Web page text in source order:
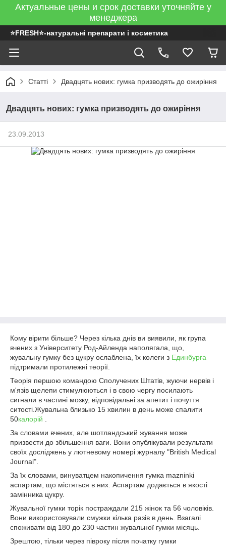
Актуальные цены и срок доставки уточняйте у
менеджера
⭐FRESH⭐-натуральні препарати і косметика
Статті Двадцять нових: гумка призводять до ожиріння
Двадцять нових: гумка призводять до ожиріння
23.09.2013
Кому вірити більше? Через кілька днів ви виявили, як група
вчених з Університету Род-Айленда наполягала, що,
жувальну гумку без цукру ослаблена, їх колеги з Единбурга
підтримали протилежні теорії.
Теорія першою командою Сполучених Штатів, жуючи нервів і
м'язів щелепи стимулюються і в свою чергу посилають
сигнали в частині мозку, відповідальні за апетит і почуття
ситості.Жувальна близько 15 хвилин в день може спалити
50калорій
За словами вчених, але шотландський жування може
призвести до збільшення ваги. Вони опублікували результати
своїх досліджень у лютневому номері журналу "British Medical
Journal".
За їх словами, винуватцем накопичення гумка mazninki
аспартам, що містяться в них. Аспартам додається в якості
замінника цукру.
Жувальної гумки торік постраждали 215 жінок та 56 чоловіків.
Вони використовували смужки кілька разів в день. Взагалі
споживати від 180 до 230 частин жувальної гумки місяць.
Зрештою, тільки через півроку після початку гумки